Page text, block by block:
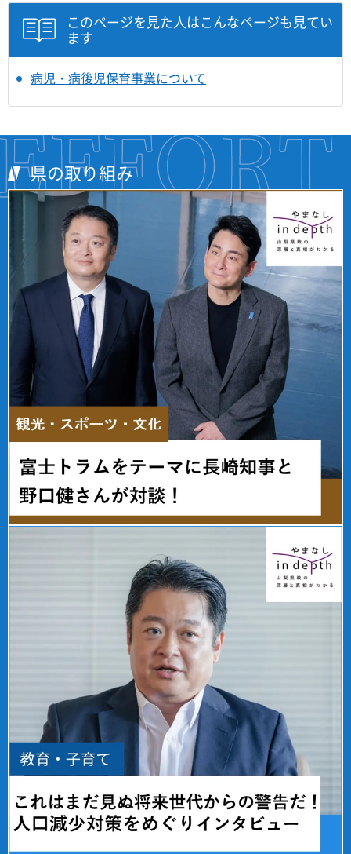
このページを見た人はこんなページも見てい
ます
病児・病後児保育事業について
県の取り組み